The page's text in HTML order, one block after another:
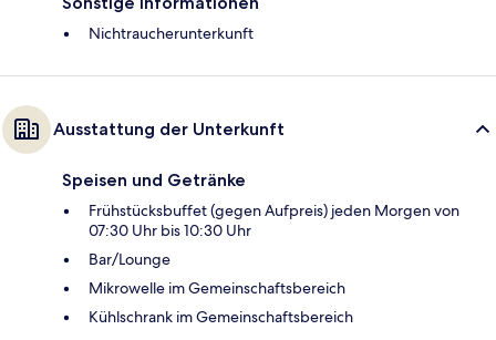
Nichtraucherunterkunft
Ausstattung der Unterkunft
Speisen und Getränke
Frühstücksbuffet (gegen Aufpreis) jeden Morgen von
07:30 Uhr bis 10:30 Uhr
Bar/Lounge
Mikrowelle im Gemeinschaftsbereich
Kühlschrank im Gemeinschaftsbereich